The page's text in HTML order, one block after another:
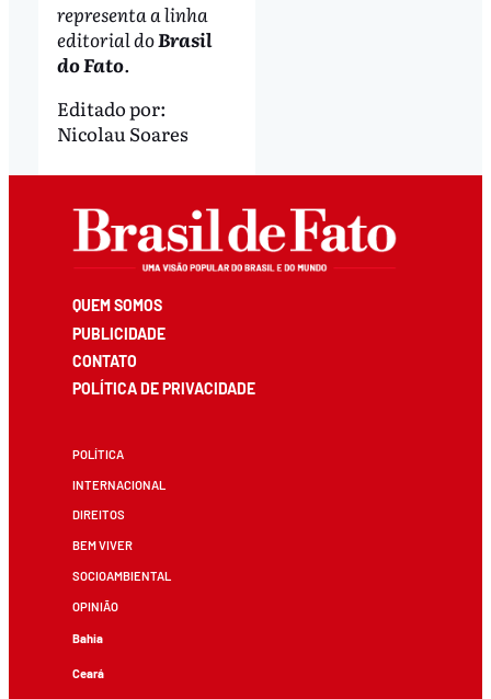
representa a linha
editorial doBrasil
do Fato.
Editado por:
Nicolau Soares
QUEM SOMOS
PUBLICIDADE
CONTATO
POLÍTICA DE PRIVACIDADE
POLÍTICA
INTERNACIONAL
DIREITOS
BEM VIVER
SOCIOAMBIENTAL
OPINIÃO
Bahia
Ceará